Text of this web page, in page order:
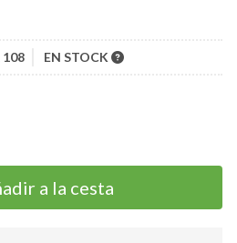
108 EN STOCK
a la cesta